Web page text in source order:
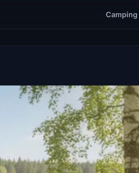
Camping